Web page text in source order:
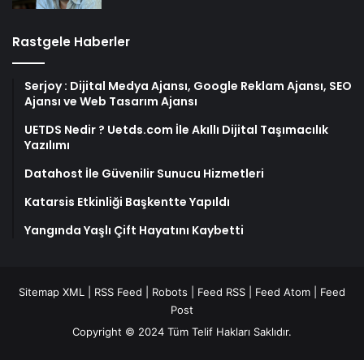
Rastgele Haberler
Serjoy : Dijital Medya Ajansı, Google Reklam Ajansı, SEO
Ajansı ve Web Tasarım Ajansı
UETDS Nedir ? Uetds.com İle Akıllı Dijital Taşımacılık
Yazılımı
Datahost İle Güvenilir Sunucu Hizmetleri
Katarsis Etkinliği Başkentte Yapıldı
Yangında Yaşlı Çift Hayatını Kaybetti
Sitemap XML RSS Feed Robots Feed RSS Feed Atom
Feed
Post
Copyright © 2024 Tüm Telif Hakları Saklıdır.